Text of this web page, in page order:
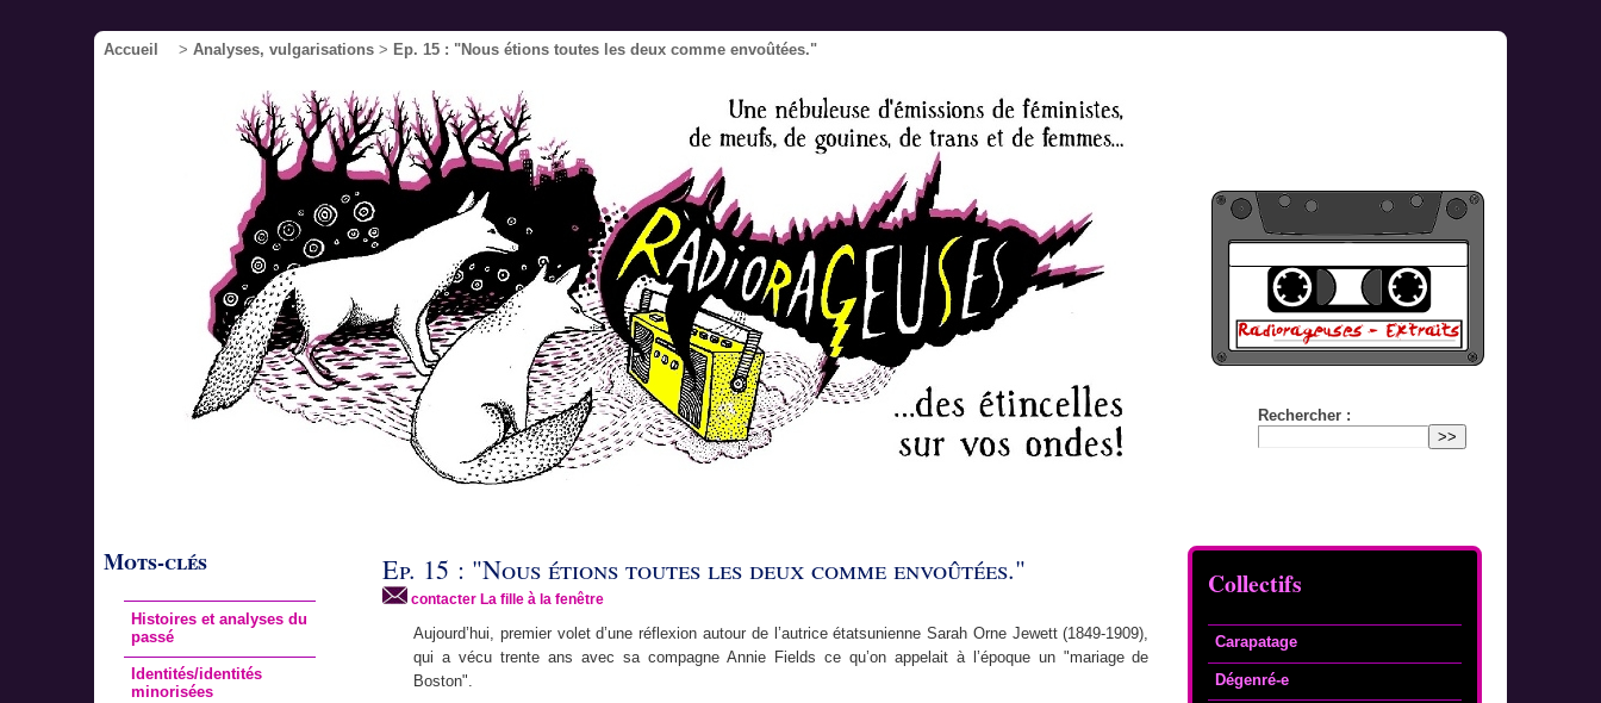
Accueil > Analyses, vulgarisations > Ep. 15 : "Nous étions toutes les deux comme envoûtées."
Rechercher :
Collectifs
Carapatage
Dégenré-e
Mots-clés
Histoires et analyses du
passé
Identités/identités
minorisées
Ep. 15 : "Nous étions toutes les deux comme envoûtées."
contacter La fille à la fenêtre
Aujourd’hui, premier volet d’une réflexion autour de l’autrice étatsunienne Sarah Orne Jewett (1849-1909),
qui a vécu trente ans avec sa compagne Annie Fields ce qu’on appelait à l’époque un "mariage de
Boston".